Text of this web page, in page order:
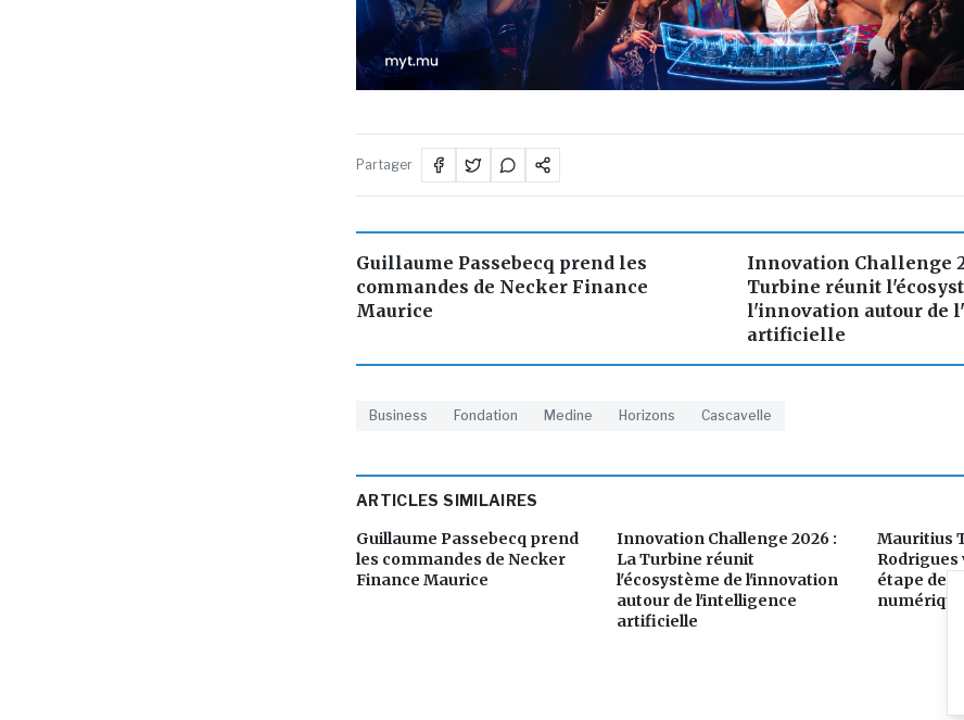
Partager
Guillaume Passebecq prend les
commandes de Necker Finance
Maurice
Innovation Challenge
Turbine réunit
l'innovation autour de
artificielle
Business Fondation Medine Horizons Cascavelle
ARTICLES SIMILAIRES
Guillaume Passebecq prend
les commandes de Necker
Finance Maurice
Innovation Challenge 2026 :
La Turbine réunit
l'écosystème de l'innovation
autour de l'intelligence
artificielle
Mauritius
Rodrigues
étape de
numérique